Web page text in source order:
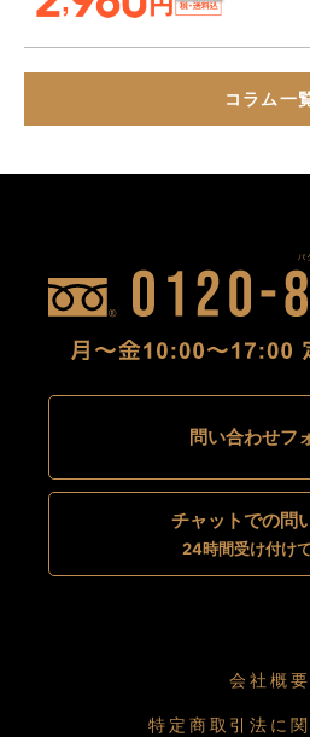
コラム一
会社概要
特定商取引法に
問い合わせフ
チャットでの問
24時間受け付け